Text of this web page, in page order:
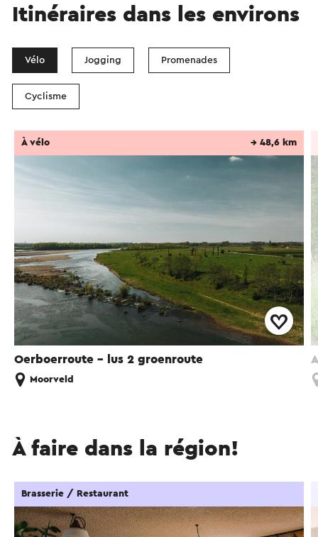
Itinéraires dans les environs
Vélo Jogging Promenades
Cyclisme
Oerboerroute – lus 2 groenroute
À vélo → 48,6 km
Moorveld
À faire dans la région!
Brasserie / Restaurant